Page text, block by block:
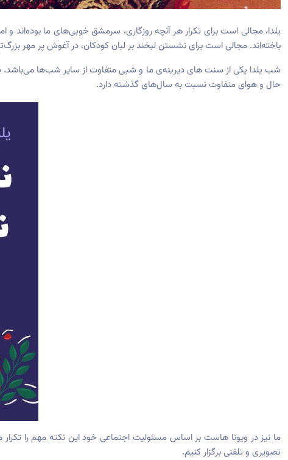
یلدا، مجالی است برای تکرار هر آنچه روزگاری، سرمشق خوبی‌های ما
باخته‌اند. مجالی است برای نشستن لبخند بر لبان کودکان، در آغوش پر مهر
شب یلدا یکی از سنت های دیرینه‌ی ما و شبی متفاوت از سایر شب‌ها می‌باشد.
حال و هوای متفاوت نسبت به سال‌های گذشته دارد.
ما نیز در ویونا هاست بر اساس مسئولیت اجتماعی خود این نکته مهم را
تصویری و تلفنی برگزار کنیم.